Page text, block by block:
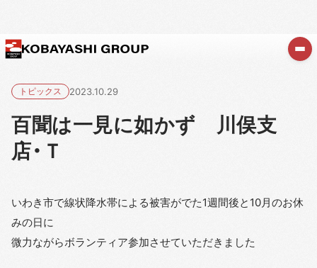
トピックス 2023.10.29
百聞は一見に如かず 川俣支
店・Ｔ
いわき市で線状降水帯による被害がでた1週間後と10月のお休
みの日に
微力ながらボランティア参加させていただきました